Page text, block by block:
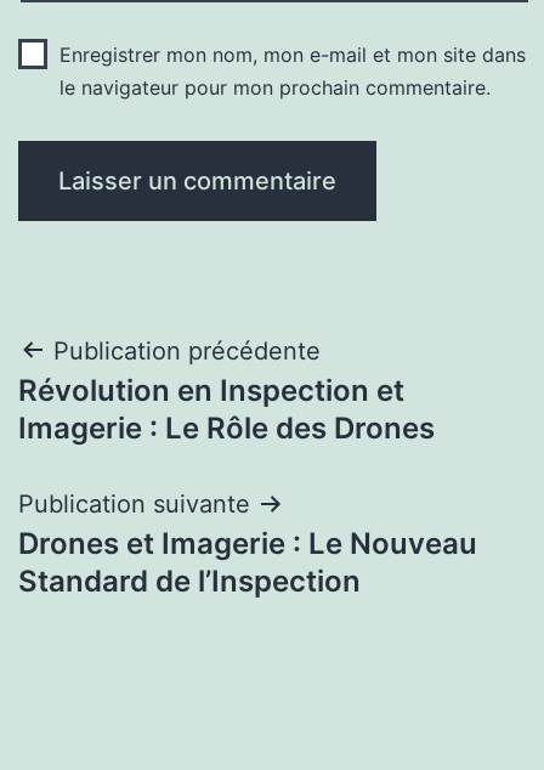
Enregistrer mon nom, mon e-mail et mon site dans
le navigateur pour mon prochain commentaire.
Navigation
de
Publication précédente
Révolution en Inspection et
Imagerie : Le Rôle des Drones
Publication suivante
Drones et Imagerie : Le Nouveau
Standard de l’Inspection